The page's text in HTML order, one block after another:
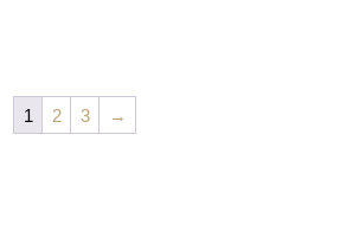
1 2 3 →